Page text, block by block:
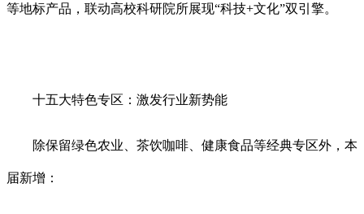
等地标产品，联动高校科研院所展现“科技+文化”双引擎。
十五大特色专区：激发行业新势能
除保留绿色农业、茶饮咖啡、健康食品等经典专区外，本
届新增：